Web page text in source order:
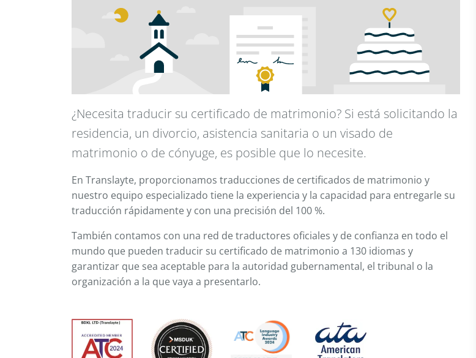
¿Necesita traducir su certificado de matrimonio? Si está solicitando la
residencia, un divorcio, asistencia sanitaria o un visado de
matrimonio o de cónyuge, es posible que lo necesite.
En Translayte, proporcionamos traducciones de certificados de matrimonio y
nuestro equipo especializado tiene la experiencia y la capacidad para entregarle su
traducción rápidamente y con una precisión del 100 %.
También contamos con una red de traductores oficiales y de confianza en todo el
mundo que pueden traducir su certificado de matrimonio a 130 idiomas y
garantizar que sea aceptable para la autoridad gubernamental, el tribunal o la
organización a la que vaya a presentarlo.